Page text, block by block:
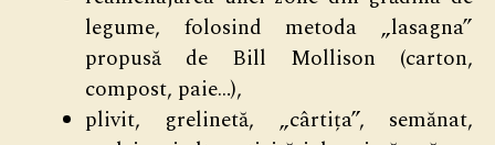
legume, folosind metoda „lasagna”
propusă de Bill Mollison (carton,
compost, paie…),
plivit, grelinetă, „cârtița”, semănat,